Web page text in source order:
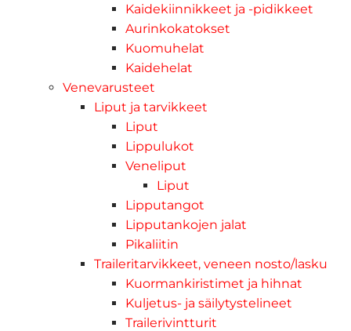
Kaidekiinnikkeet ja -pidikkeet
Aurinkokatokset
Kuomuhelat
Kaidehelat
Venevarusteet
Liput ja tarvikkeet
Liput
Lippulukot
Veneliput
Liput
Lipputangot
Lipputankojen jalat
Pikaliitin
Traileritarvikkeet, veneen nosto/lasku
Kuormankiristimet ja hihnat
Kuljetus- ja säilytystelineet
Trailerivintturit